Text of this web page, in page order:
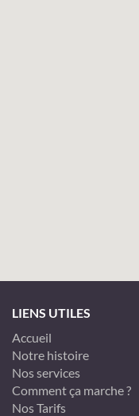
LIENS UTILES
Accueil
Notre histoire
Nos services
Comment ça marche ?
Nos Tarifs